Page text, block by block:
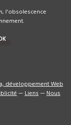
l'obsolescence
développement Web
—Liens—Nous